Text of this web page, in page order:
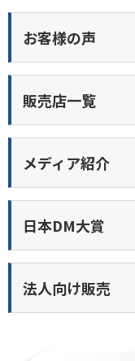
お客様の声
販売店一覧
メディア紹介
日本DM大賞
法人向け販売